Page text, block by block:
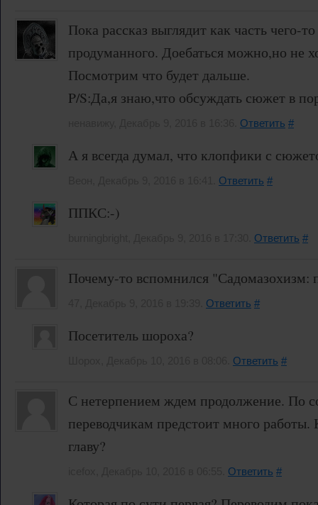
Пока рассказ выглядит как часть чего-
продуманного. Доебаться можно,но не
Посмотрим что будет дальше.
P/S:Да,я знаю,что обсуждать сюжет в
Ответить #
А я всегда думал, что клопфики с
Ответить #
ППКС:-)
Ответить #
Почему-то вспомнился "Садомазохизм:
Ответить #
Посетитель шороха?
Ответить #
С нетерпением ждем продолжение. По
переводчикам предстоит много
главу?
Ответить #